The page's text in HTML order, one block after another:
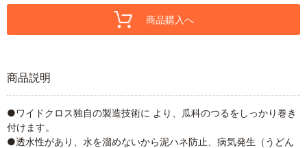
商品購入へ
商品説明
●ワイドクロス独自の製造技術に より、瓜科のつるをしっかり巻き
付けます。
●透水性があり、水を溜めないから泥ハネ防止、病気発生（うどん